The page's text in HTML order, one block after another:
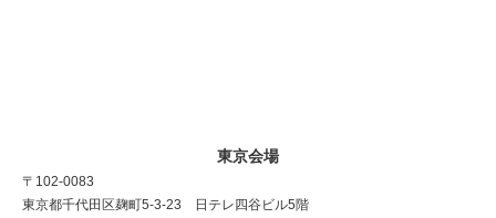
東京会場
〒102-0083
東京都千代田区麹町5-3-23 日テレ四谷ビル5階